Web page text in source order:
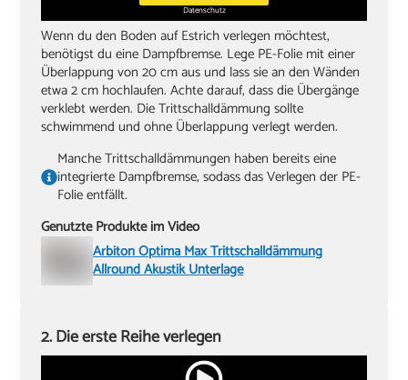
Datenschutz
Wenn du den Boden auf Estrich verlegen möchtest,
benötigst du eine Dampfbremse. Lege PE-Folie mit einer
Überlappung von 20 cm aus und lass sie an den Wänden
etwa 2 cm hochlaufen. Achte darauf, dass die Übergänge
verklebt werden. Die Trittschalldämmung sollte
schwimmend und ohne Überlappung verlegt werden.
Manche Trittschalldämmungen haben bereits eine
integrierte Dampfbremse, sodass das Verlegen der PE-
Folie entfällt.
Genutzte Produkte im Video
Arbiton Optima Max Trittschalldämmung
Allround Akustik Unterlage
2. Die erste Reihe verlegen